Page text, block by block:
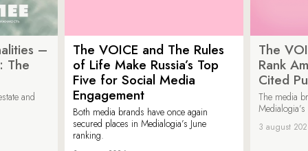
–
The
and
The VOICE and The Rules
of Life Make Russia’s Top
Five for Social Media
Engagement
Both media brands have once again
secured places in Medialogia’s June
ranking.
The
Rank
Cited
The media
3 august